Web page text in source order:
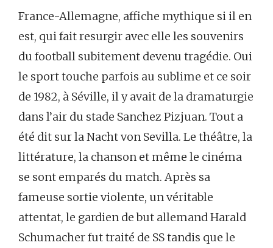
France-Allemagne, affiche mythique si il en
est, qui fait resurgir avec elle les souvenirs
du football subitement devenu tragédie. Oui
le sport touche parfois au sublime et ce soir
de 1982, à Séville, il y avait de la dramaturgie
dans l’air du stade Sanchez Pizjuan. Tout a
été dit sur la Nacht von Sevilla. Le théâtre, la
littérature, la chanson et même le cinéma
se sont emparés du match. Après sa
fameuse sortie violente, un véritable
attentat, le gardien de but allemand Harald
Schumacher fut traité de SS tandis que le